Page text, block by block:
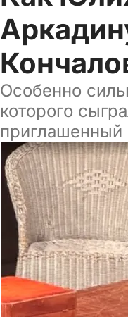
Особенно
которого
приглашенный